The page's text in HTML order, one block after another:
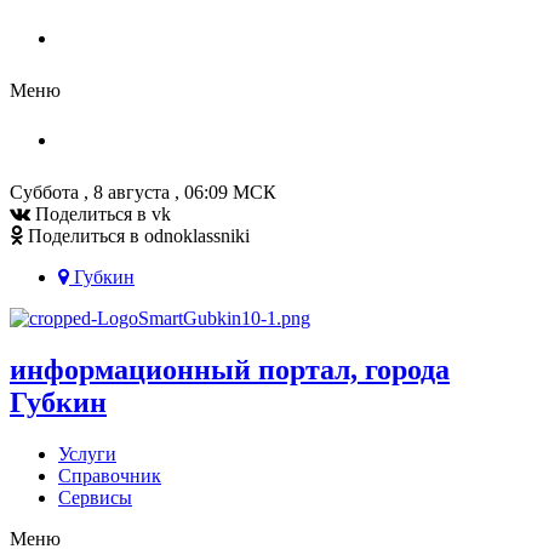
Меню
Суббота , 8 августа , 06:09 МСК
Поделиться в vk
Поделиться в odnoklassniki
Губкин
информационный портал, города
Губкин
Услуги
Справочник
Сервисы
Меню